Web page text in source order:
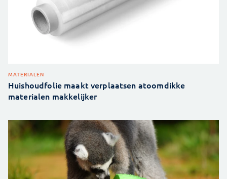
MATERIALEN
Huishoudfolie maakt verplaatsen atoomdikke
materialen makkelijker